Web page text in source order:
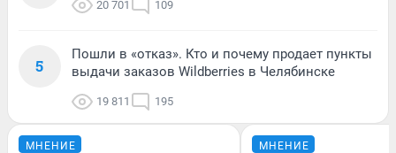
20 701 109
5
Пошли в «отказ». Кто и почему продает пункты
выдачи заказов Wildberries в Челябинске
19 811 195
МНЕНИЕ МНЕНИЕ